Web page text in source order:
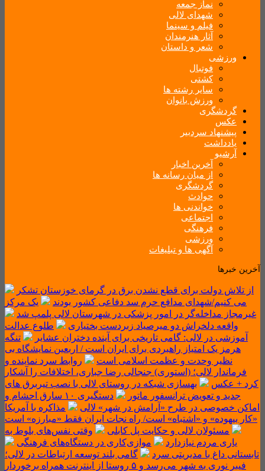
نماز جمعه
شهدای لالی
فیلم و سینما
آثار هنرمندان
شعر و داستان
ورزشی
فوتبال
کشتی
سایر رشته ها
ورزش بانوان
گردشگری
عکس
پیشنهاد سردبیر
یادداشت
آرشیو
آخرین اخبار
از میان رسانه ها
گردشگری
حوادث
خواندنی ها
اجتماعی
فرهنگی
ورزشی
آگهی ها و تبلیغات
آخرین خبرها
از تلاش دولت برای قطع نشدن برق در گرمای خوزستان تشکر
می کنیم/شهدای مدافع حرم سد دفاعی کشور بودند
یک مرکز
غیرمجاز مداخله‌گر در امور پزشکی در شهرستان لالی پلمپ شد
واقعه دلخراش دو میرصیاد زبردست بختیاری
‌طلوع عدالت
آموزشی در لالی: گامی تاریخی برای آینده دختران عشایر
تنگه
هرمز یک امتیاز راهبردی برای ایران است / اربعین نمایشگاه بی
نظیر وحدت و عظمت اسلامی است
روابط سرد نماینده و
فرماندار لالی؛ (استوری) جنجالی رضا جباری، اختلافات را آشکار
کرد + عکس
بهسازی شبکه در روستای لالی با نصب تیربرق های
جدید و تعویض ترانسفور ماتور
دستگیری ۱۰ سارق احشام و
اماکن خصوصی در طرح «آرامش در شهر» لالی
مذاکره با آمریکا
«کار بیهوده» و «اشتباه» است/ راه نجات ایران فقط «مبارزه» است
مسئولان لالی و حکایت پل کابلی
وقتی نفس‌های بلوط به
یاری مردم نیازدارد
موازی‌کاری در دستگاه‌های فرهنگی
تابستانی داغ با مدیریتی سرد
گامی بلند توسعه ارتباطات در لالی؛
فیبر نوری به شهر می‌رسد و ۵ روستا از اینترنت همراه برخوردار